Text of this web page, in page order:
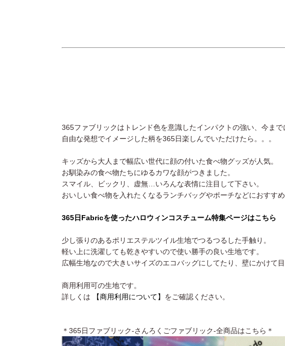
365ファブリックはトレンド色を意識したインパクトの強い、今まで
自由な発想でイメージした柄を365日楽しんでいただけたら。。。
キッズから大人まで幅広い世代に顔の付いた食べ物グッズが人気。
お馴染みの食べ物たちにゆるカワな顔がつきました。
スマイル、ビックリ、虚無…いろんな表情に注目して下さい。
おいしい食べ物を入れたくなるランチバッグやポーチなどにおすすめ
365日Fabricを使ったハロウィンコスチューム特集ページはこちら
少し張りのあるポリエステルツイル生地でつるつるした手触り。
軽い上に洗濯しても乾きやすいので使い勝手の良い生地です。
広幅生地なので大きいサイズのエコバッグにしてたり、壁にかけて
商用利用可の生地です。
詳しくは
【商用利用について】 をご確認ください。
＊365日ファブリック-さんろくごファブリック-全商品はこちら＊